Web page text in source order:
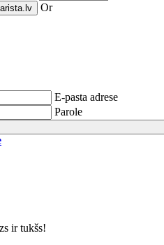
Or
E-pasta adrese
Parole
ir tukšs!